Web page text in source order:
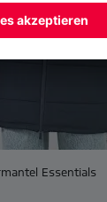
Essentials